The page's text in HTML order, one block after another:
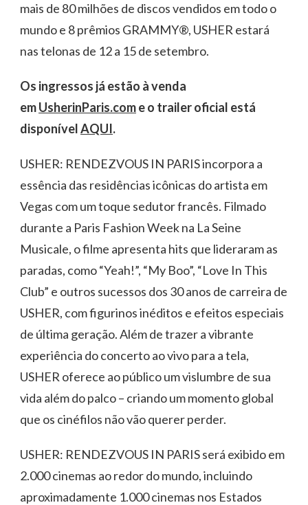
mais de 80 milhões de discos vendidos em todo o
mundo e 8 prêmios GRAMMY®, USHER estará
nas telonas de 12 a 15 de setembro.
Os ingressos já estão à venda
emUsherinParis.come o trailer oficial está
disponívelAQUI.
USHER: RENDEZVOUS IN PARIS incorpora a
essência das residências icônicas do artista em
Vegas com um toque sedutor francês. Filmado
durante a Paris Fashion Week na La Seine
Musicale, o filme apresenta hits que lideraram as
paradas, como “Yeah!”, “My Boo”, “Love In This
Club” e outros sucessos dos 30 anos de carreira de
USHER, com figurinos inéditos e efeitos especiais
de última geração. Além de trazer a vibrante
experiência do concerto ao vivo para a tela,
USHER oferece ao público um vislumbre de sua
vida além do palco – criando um momento global
que os cinéfilos não vão querer perder.
USHER: RENDEZVOUS IN PARIS será exibido em
2.000 cinemas ao redor do mundo, incluindo
aproximadamente 1.000 cinemas nos Estados